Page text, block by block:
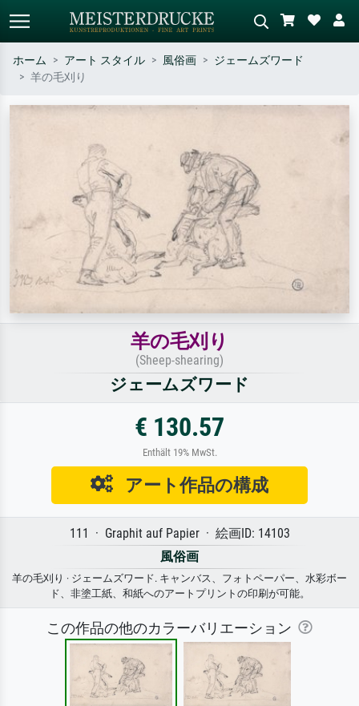
斎の波、ヌード。
油絵、木のそばの立ち姿のヌー
ホーム アート スタイル 風俗画
ジェームズワード
羊の毛刈り
羊の毛刈り
(Sheep-shearing)
ジェームズワード
€ 130.57
Enthält 19% MwSt.
アート作品の構成
111 · Graphit auf Papier · 絵画ID: 14103
風俗画
羊の毛刈り · ジェームズワード. キャンバス、フォトペーパー、水彩ボー
ド、非塗工紙、和紙へのアートプリントの印刷が可能。
この作品の他のカラーバリエーション